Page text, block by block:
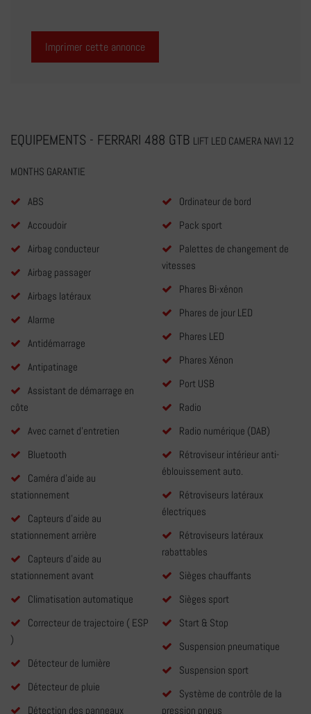
Imprimer cette annonce
EQUIPEMENTS - FERRARI 488 GTB LIFT LED CAMERA NAVI 12
MONTHS GARANTIE
ABS
Accoudoir
Airbag conducteur
Airbag passager
Airbags latéraux
Alarme
Antidémarrage
Antipatinage
Assistant de démarrage en
côte
Avec carnet d'entretien
Bluetooth
Caméra d'aide au
stationnement
Capteurs d'aide au
stationnement arrière
Capteurs d'aide au
stationnement avant
Climatisation automatique
Correcteur de trajectoire ( ESP
)
Détecteur de lumière
Détecteur de pluie
Détection des panneaux
Ordinateur de bord
Pack sport
Palettes de changement de
vitesses
Phares Bi-xénon
Phares de jour LED
Phares LED
Phares Xénon
Port USB
Radio
Radio numérique (DAB)
Rétroviseur intérieur anti-
éblouissement auto.
Rétroviseurs latéraux
électriques
Rétroviseurs latéraux
rabattables
Sièges chauffants
Sièges sport
Start & Stop
Suspension pneumatique
Suspension sport
Système de contrôle de la
pression pneus